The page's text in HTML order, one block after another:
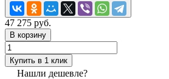
47 275 руб.
В корзину
Купить в 1 клик
Нашли дешевле?